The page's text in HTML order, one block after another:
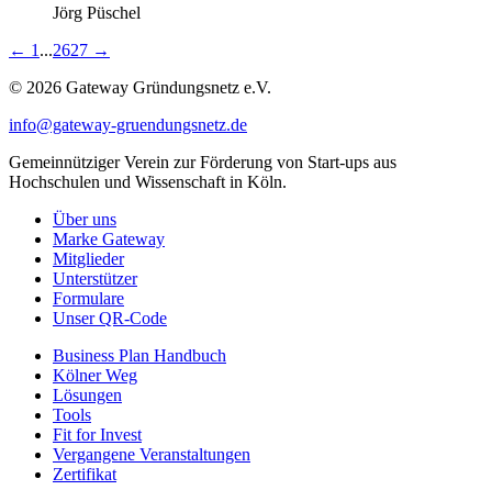
Jörg Püschel
← 1...2627 →
© 2026 Gateway Gründungsnetz e.V.
info@gateway-gruendungsnetz.de
Gemeinnütziger Verein zur Förderung von Start-ups aus
Hochschulen und Wissenschaft in Köln.
Über uns
Marke Gateway
Mitglieder
Unterstützer
Formulare
Unser QR-Code
Business Plan Handbuch
Kölner Weg
Lösungen
Tools
Fit for Invest
Vergangene Veranstaltungen
Zertifikat